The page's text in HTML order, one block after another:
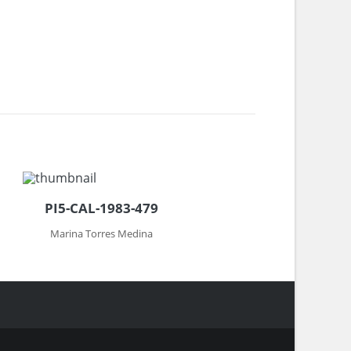
PI5-CAL-1983-479
Marina Torres Medina